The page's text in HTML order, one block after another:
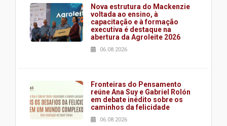
Nova estrutura do Mackenzie
voltada ao ensino, à
capacitação e à formação
executiva é destaque na
abertura da Agroleite 2026
06.08.2026
Fronteiras do Pensamento
reúne Ana Suy e Gabriel Rolón
em debate inédito sobre os
caminhos da felicidade
06.08.2026